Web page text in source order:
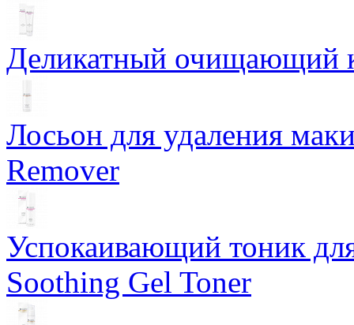
Деликатный очищающий
Лосьон для удаления
Remover
Успокаивающий тоник
Soothing Gel Toner